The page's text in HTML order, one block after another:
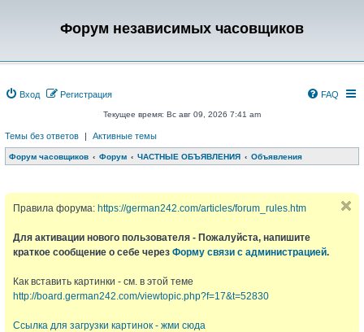
Форум независимых часовщиков
Вход Регистрация FAQ
Текущее время: Вс авг 09, 2026 7:41 am
Темы без ответов | Активные темы
Форум часовщиков Форум ЧАСТНЫЕ ОБЪЯВЛЕНИЯ Объявления
Правила форума: https://german242.com/articles/forum_rules.htm
Для активации нового пользователя - Пожалуйста, напишите
краткое сообщение о себе через Форму связи с администрацией.
Как вставить картинки - см. в этой теме
http://board.german242.com/viewtopic.php?f=17&t=52830
Ссылка для загрузки картинок - жми сюда